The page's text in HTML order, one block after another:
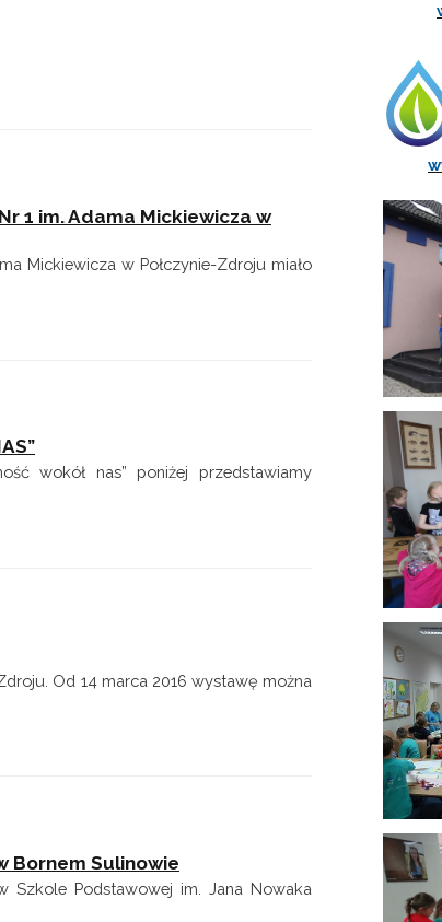
1 im. Adama Mickiewicza w
Mickiewicza w Połczynie-Zdroju miało
wokół nas” poniżej przedstawiamy
Od 14 marca 2016 wystawę można
Bornem Sulinowie
Szkole Podstawowej im. Jana Nowaka